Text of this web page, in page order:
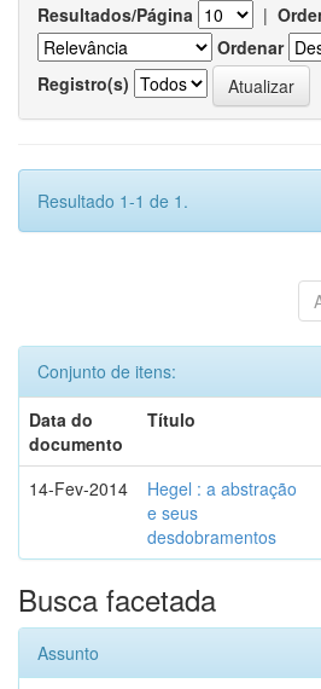
Resultados/Página |
Ordenar
Registro(s)
Resultado 1-1 de 1.
Conjunto de itens:
Data do
documento
Título
14-Fev-2014
Hegel : a abstração
e seus
desdobramentos
Busca facetada
Assunto